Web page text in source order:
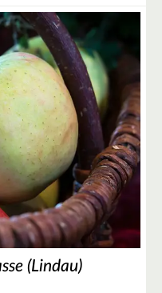
(Lindau)